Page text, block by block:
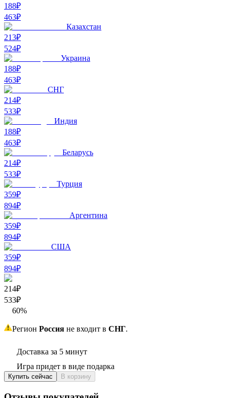
188₽
463₽
Казахстан
213₽
524₽
Украина
188₽
463₽
СНГ
214₽
533₽
Индия
188₽
463₽
Беларусь
214₽
533₽
Турция
359₽
894₽
Аргентина
359₽
894₽
США
359₽
894₽
214₽
533₽
60%
Регион Россия не входит в СНГ.
Доставка за 5 минут
Игра придет в виде подарка
Купить сейчас В корзину